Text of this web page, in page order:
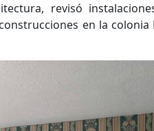
revisó
en la colonia